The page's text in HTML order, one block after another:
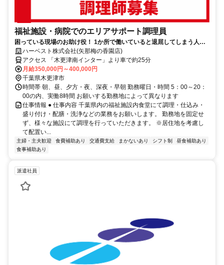
福祉施設・病院でのエリアサポート調理員
困っている現場のお助け役！ 1か所で働いていると退屈してしまう人の
ための募集です！
ハーベスト株式会社(矢那梅の香園店)
アクセス 「木更津南インター」より車で約25分
月給350,000円～400,000円
千葉県木更津市
時間帯 朝、昼、夕方・夜、深夜・早朝 勤務曜日・時間 5：00～20：
00の内、実働8時間 お願いする勤務地によって異なります
仕事情報 ● 仕事内容 千葉県内の福祉施設内食堂にて調理・仕込み・
盛り付け・配膳・洗浄などの業務をお願いします。 勤務地を固定せ
ず、様々な施設にて調理を行っていただきます。 ※居住地を考慮し
て配置い...
主婦・主夫歓迎 食費補助あり 交通費支給 まかないあり シフト制
昼食補助あり
食事補助あり
派遣社員